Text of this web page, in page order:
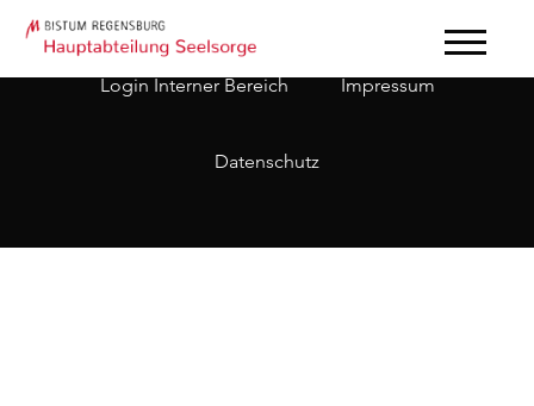
Login Interner Bereich Impressum
Datenschutz